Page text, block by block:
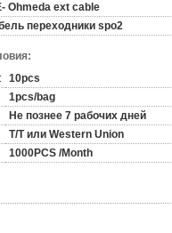
Ohmeda ext cable
переходники spo2
10pcs
1pcs/bag
Не познее 7 рабочих дней
T/T или Western Union
1000PCS /Month